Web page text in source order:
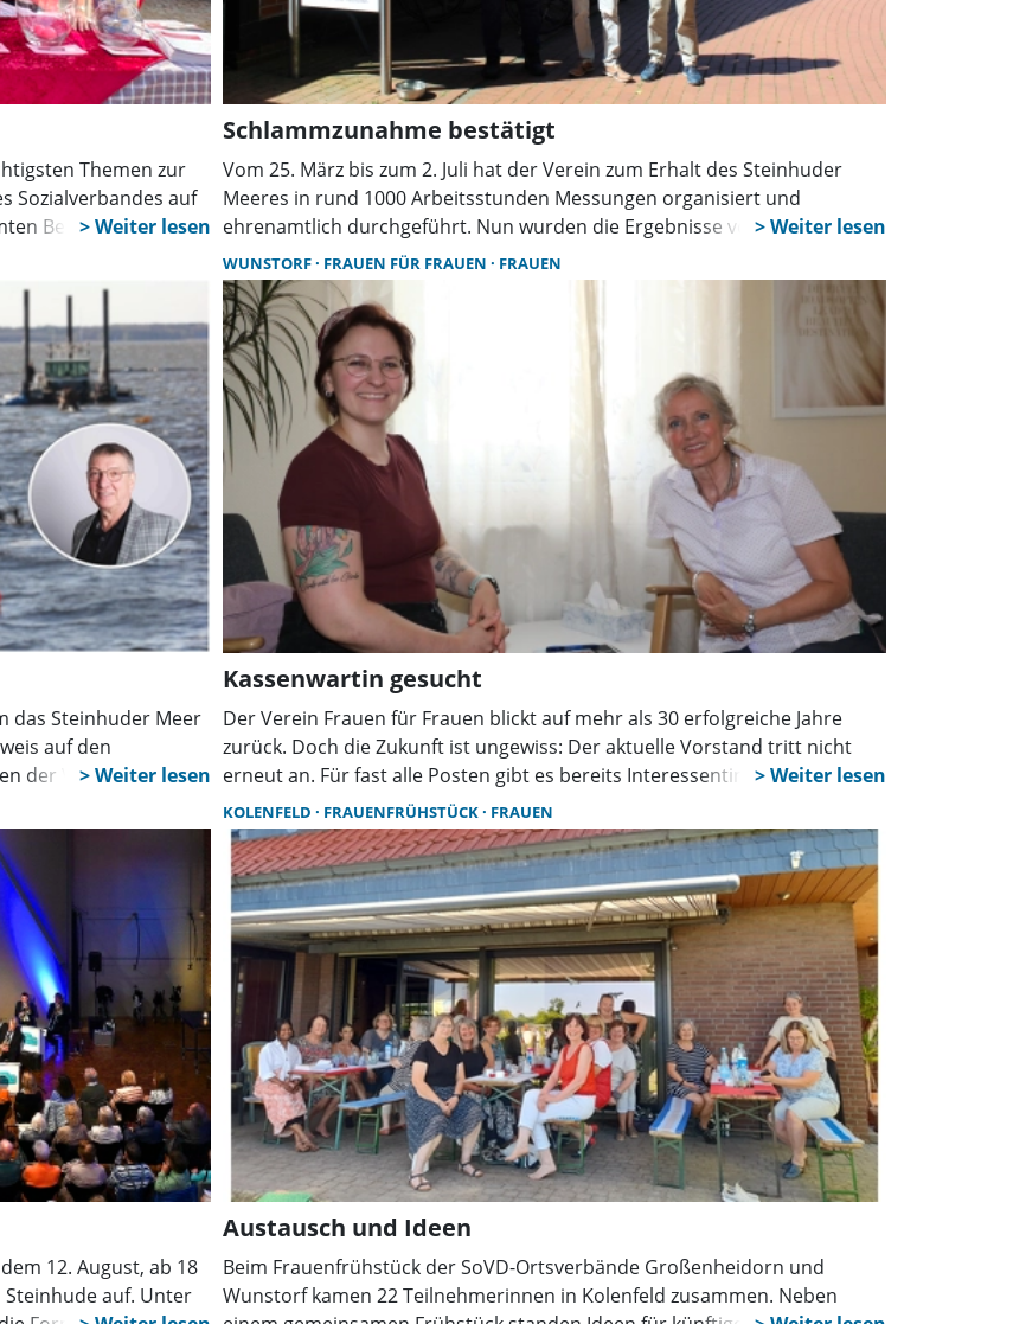
Themen zur
Sozialverbandes auf
Besucher über
mit den
Schlammzunahme bestätigt
Vom 25. März bis zum 2. Juli hat der Verein zum Erhalt des Steinhuder
Meeres in rund 1000 Arbeitsstunden Messungen organisiert und
ehrenamtlich durchgeführt. Nun wurden die Ergebnisse vorgestellt.
das Steinhuder Meer
auf den
der Verschlammung
WUNSTORF FRAUEN FÜR FRAUEN FRAUEN
Kassenwartin gesucht
Der Verein Frauen für Frauen blickt auf mehr als 30 erfolgreiche Jahre
zurück. Doch die Zukunft ist ungewiss: Der aktuelle Vorstand tritt nicht
erneut an. Für fast alle Posten gibt es bereits Interessentinnen. Jetzt wird
dringend eine Kassenwartin gesucht, damit die Vereinsarbeit weitergehen
kann.
12. August, ab 18
auf. Unter
KOLENFELD FRAUENFRÜHSTÜCK FRAUEN
Austausch und Ideen
Beim Frauenfrühstück der SoVD-Ortsverbände Großenheidorn und
Wunstorf kamen 22 Teilnehmerinnen in Kolenfeld zusammen. Neben